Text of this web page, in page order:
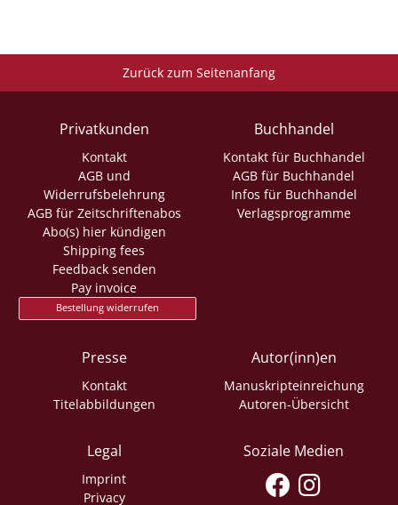
Zurück zum Seitenanfang
Privatkunden
Kontakt
AGB und
Widerrufsbelehrung
AGB für Zeitschriftenabos
Abo(s) hier kündigen
Shipping fees
Feedback senden
Pay invoice
Bestellung widerrufen
Buchhandel
Kontakt für Buchhandel
AGB für Buchhandel
Infos für Buchhandel
Verlagsprogramme
Presse
Kontakt
Titelabbildungen
Autor(inn)en
Manuskripteinreichung
Autoren-Übersicht
Legal
Imprint
Privacy
Soziale Medien